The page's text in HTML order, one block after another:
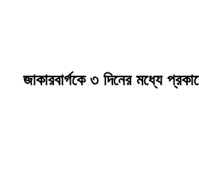
জাকারবার্গকে ৩ দিনের মধ্যে